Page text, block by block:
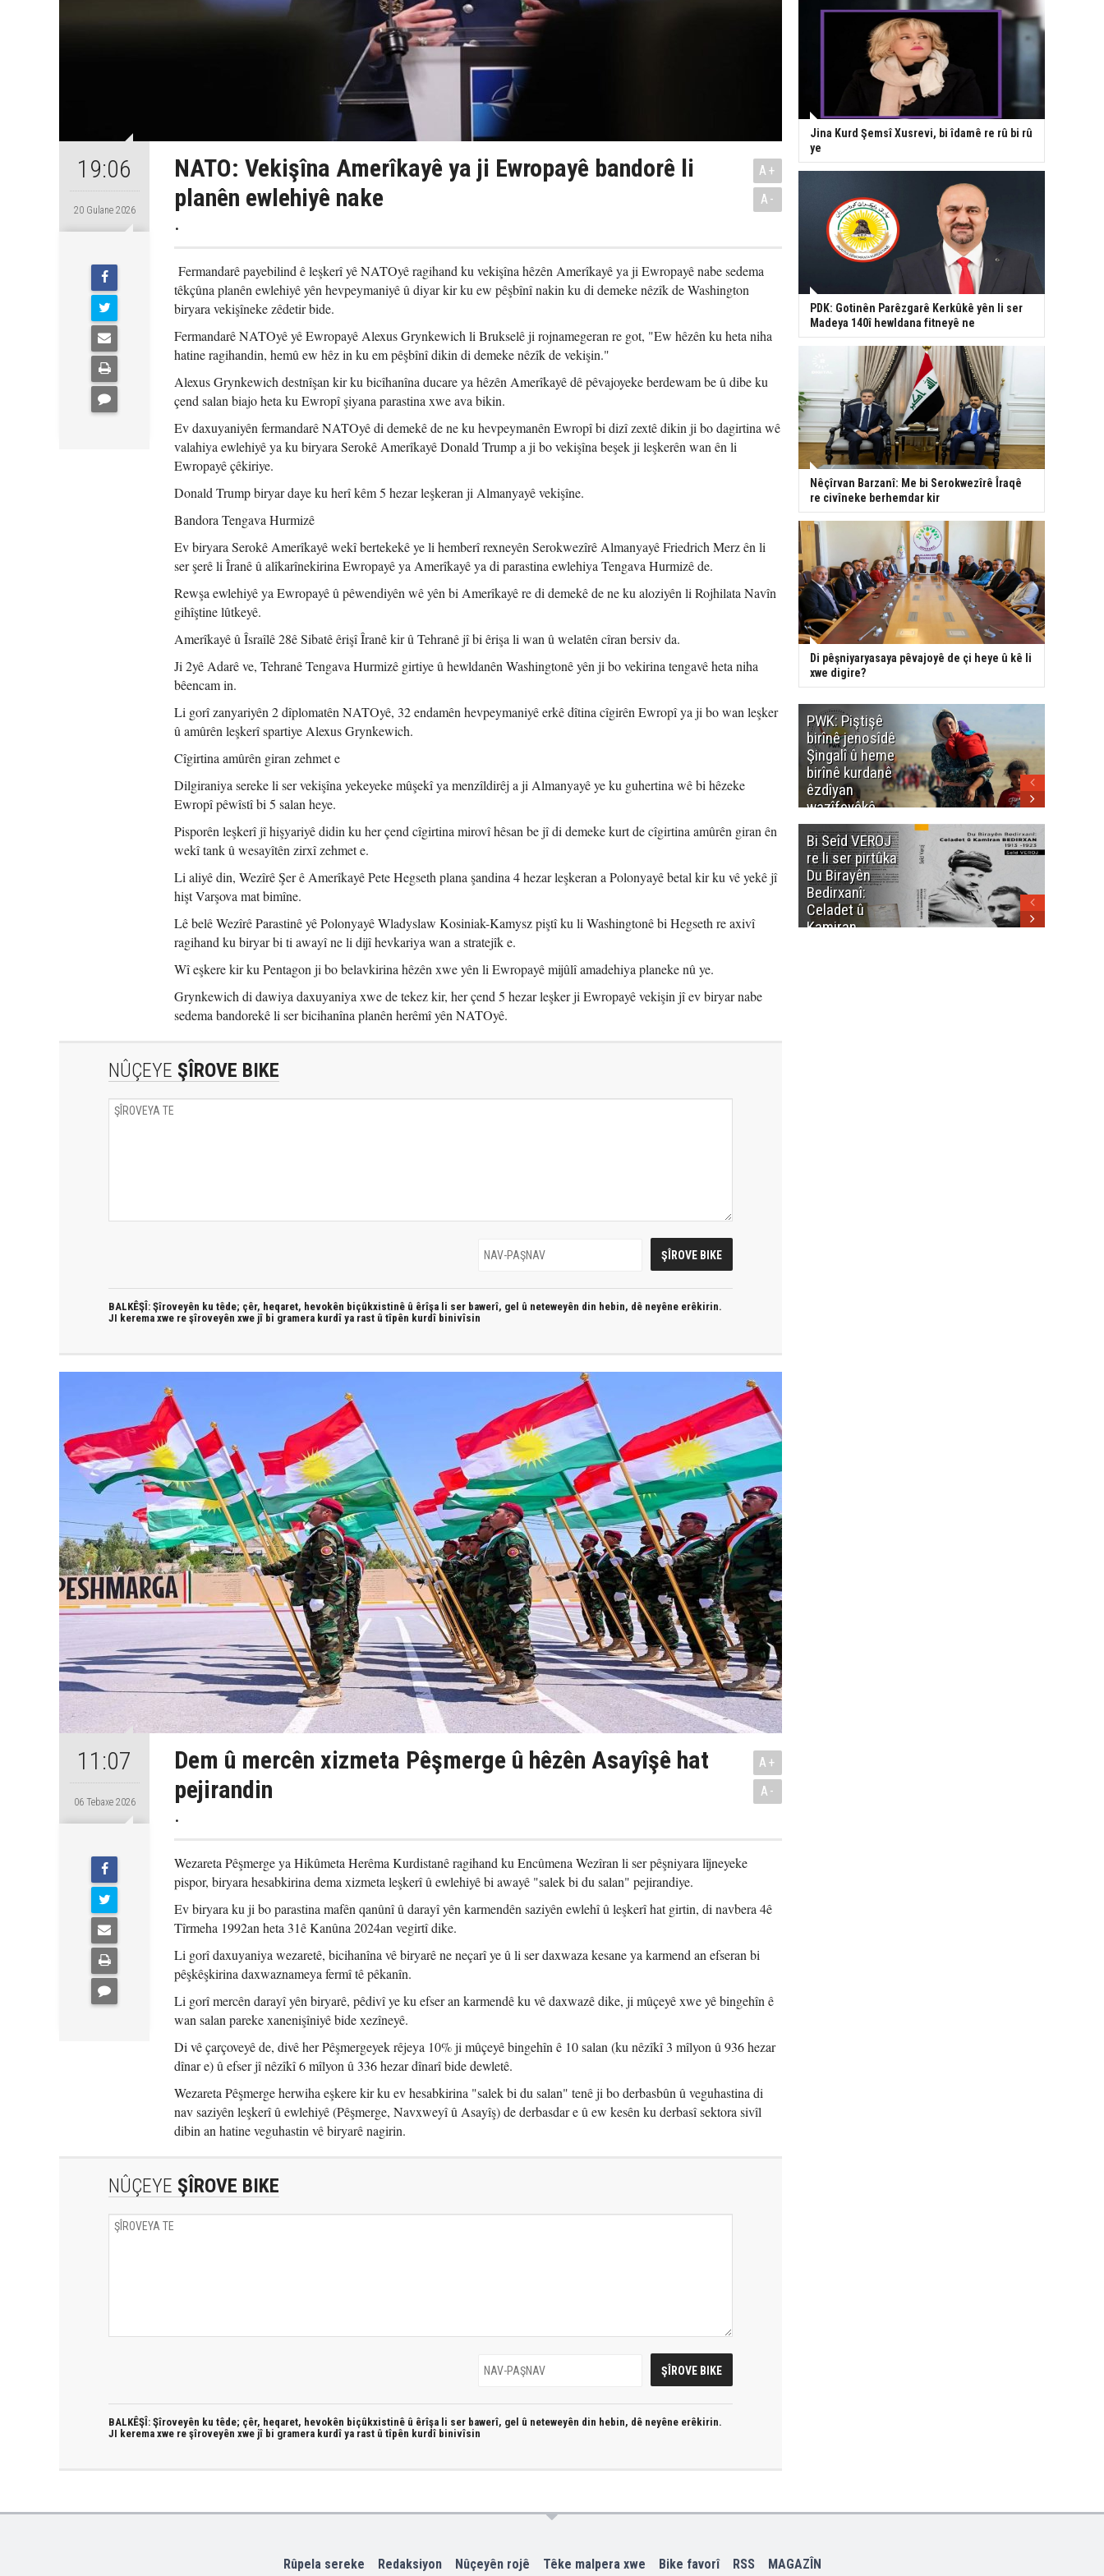
19:06
20 Gulane 2026
NATO: Vekişîna Amerîkayê ya ji Ewropayê bandorê li
planên ewlehiyê nake
.
A+
A-
Fermandarê payebilind ê leşkerî yê NATOyê ragihand ku vekişîna hêzên Amerîkayê ya ji Ewropayê nabe sedema
têkçûna planên ewlehiyê yên hevpeymaniyê û diyar kir ku ew pêşbînî nakin ku di demeke nêzîk de Washington
biryara vekişîneke zêdetir bide.
Fermandarê NATOyê yê Ewropayê Alexus Grynkewich li Brukselê ji rojnamegeran re got, "Ew hêzên ku heta niha
hatine ragihandin, hemû ew hêz in ku em pêşbînî dikin di demeke nêzîk de vekişin."
Alexus Grynkewich destnîşan kir ku bicîhanîna ducare ya hêzên Amerîkayê dê pêvajoyeke berdewam be û dibe ku
çend salan biajo heta ku Ewropî şiyana parastina xwe ava bikin.
Ev daxuyaniyên fermandarê NATOyê di demekê de ne ku hevpeymanên Ewropî bi dizî zextê dikin ji bo dagirtina wê
valahiya ewlehiyê ya ku biryara Serokê Amerîkayê Donald Trump a ji bo vekişîna beşek ji leşkerên wan ên li
Ewropayê çêkiriye.
Donald Trump biryar daye ku herî kêm 5 hezar leşkeran ji Almanyayê vekişîne.
Bandora Tengava Hurmizê
Ev biryara Serokê Amerîkayê wekî bertekekê ye li hemberî rexneyên Serokwezîrê Almanyayê Friedrich Merz ên li
ser şerê li Îranê û alîkarînekirina Ewropayê ya Amerîkayê ya di parastina ewlehiya Tengava Hurmizê de.
Rewşa ewlehiyê ya Ewropayê û pêwendiyên wê yên bi Amerîkayê re di demekê de ne ku aloziyên li Rojhilata Navîn
gihîştine lûtkeyê.
Amerîkayê û Îsraîlê 28ê Sibatê êrişî Îranê kir û Tehranê jî bi êrişa li wan û welatên cîran bersiv da.
Ji 2yê Adarê ve, Tehranê Tengava Hurmizê girtiye û hewldanên Washingtonê yên ji bo vekirina tengavê heta niha
bêencam in.
Li gorî zanyariyên 2 dîplomatên NATOyê, 32 endamên hevpeymaniyê erkê dîtina cîgirên Ewropî ya ji bo wan leşker
û amûrên leşkerî spartiye Alexus Grynkewich.
Cîgirtina amûrên giran zehmet e
Dilgiraniya sereke li ser vekişîna yekeyeke mûşekî ya menzîldirêj a ji Almanyayê ye ku guhertina wê bi hêzeke
Ewropî pêwîstî bi 5 salan heye.
Pisporên leşkerî jî hişyariyê didin ku her çend cîgirtina mirovî hêsan be jî di demeke kurt de cîgirtina amûrên giran ên
wekî tank û wesayîtên zirxî zehmet e.
Li aliyê din, Wezîrê Şer ê Amerîkayê Pete Hegseth plana şandina 4 hezar leşkeran a Polonyayê betal kir ku vê yekê jî
hişt Varşova mat bimîne.
Lê belê Wezîrê Parastinê yê Polonyayê Wladyslaw Kosiniak-Kamysz piştî ku li Washingtonê bi Hegseth re axivî
ragihand ku biryar bi ti awayî ne li dijî hevkariya wan a stratejîk e.
Wî eşkere kir ku Pentagon ji bo belavkirina hêzên xwe yên li Ewropayê mijûlî amadehiya planeke nû ye.
Grynkewich di dawiya daxuyaniya xwe de tekez kir, her çend 5 hezar leşker ji Ewropayê vekişin jî ev biryar nabe
sedema bandorekê li ser bicihanîna planên herêmî yên NATOyê.
NÛÇEYE ŞÎROVE BIKE
BALKÊŞÎ: Şîroveyên ku têde; çêr, heqaret, hevokên biçûkxistinê û êrîşa li ser bawerî, gel û neteweyên din hebin, dê neyêne erêkirin.
JI kerema xwe re şîroveyên xwe jî bi gramera kurdî ya rast û tîpên kurdî binivîsin
11:07
06 Tebaxe 2026
Dem û mercên xizmeta Pêşmerge û hêzên Asayîşê hat
pejirandin
.
A+
A-
Wezareta Pêşmerge ya Hikûmeta Herêma Kurdistanê ragihand ku Encûmena Wezîran li ser pêşniyara lîjneyeke
pispor, biryara hesabkirina dema xizmeta leşkerî û ewlehiyê bi awayê "salek bi du salan" pejirandiye.
Ev biryara ku ji bo parastina mafên qanûnî û darayî yên karmendên saziyên ewlehî û leşkerî hat girtin, di navbera 4ê
Tîrmeha 1992an heta 31ê Kanûna 2024an vegirtî dike.
Li gorî daxuyaniya wezaretê, bicihanîna vê biryarê ne neçarî ye û li ser daxwaza kesane ya karmend an efseran bi
pêşkêşkirina daxwaznameya fermî tê pêkanîn.
Li gorî mercên darayî yên biryarê, pêdivî ye ku efser an karmendê ku vê daxwazê dike, ji mûçeyê xwe yê bingehîn ê
wan salan pareke xanenişîniyê bide xezîneyê.
Di vê çarçoveyê de, divê her Pêşmergeyek rêjeya 10% ji mûçeyê bingehîn ê 10 salan (ku nêzîkî 3 mîlyon û 936 hezar
dînar e) û efser jî nêzîkî 6 mîlyon û 336 hezar dînarî bide dewletê.
Wezareta Pêşmerge herwiha eşkere kir ku ev hesabkirina "salek bi du salan" tenê ji bo derbasbûn û veguhastina di
nav saziyên leşkerî û ewlehiyê (Pêşmerge, Navxweyî û Asayîş) de derbasdar e û ew kesên ku derbasî sektora sivîl
dibin an hatine veguhastin vê biryarê nagirin.
NÛÇEYE ŞÎROVE BIKE
BALKÊŞÎ: Şîroveyên ku têde; çêr, heqaret, hevokên biçûkxistinê û êrîşa li ser bawerî, gel û neteweyên din hebin, dê neyêne erêkirin.
JI kerema xwe re şîroveyên xwe jî bi gramera kurdî ya rast û tîpên kurdî binivîsin
Jina Kurd Şemsî Xusrevi, bi îdamê re rû bi rû
ye
PDK: Gotinên Parêzgarê Kerkûkê yên li ser
Madeya 140î hewldana fitneyê ne
Nêçîrvan Barzanî: Me bi Serokwezîrê Îraqê
re civîneke berhemdar kir
Di pêşniyaryasaya pêvajoyê de çi heye û kê li
xwe digire?
PWK: Piştişê
birînê jenosîdê
Şingalî û heme
birînê kurdanê
êzdîyan
wazîfeyêkê
neteweyî yê
heme kurdanê
dinya yo
Bi Seîd VEROJ
re li ser pirtûka
Du Birayên
Bedirxanî:
Celadet û
Kamiran
Rûpela sereke Redaksiyon Nûçeyên rojê Têke malpera xwe Bike favorî RSS MAGAZÎN